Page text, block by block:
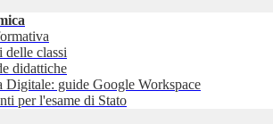
delle classi
didattiche
Digitale: guide Google Workspace
per l'esame di Stato